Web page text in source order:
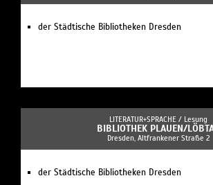
der Städtische Bibliotheken Dresden
LITERATUR+SPRACHE / Lesung
BIBLIOTHEK PLAUEN/
Dresden, Altfrankener Straße 2
der Städtische Bibliotheken Dresden